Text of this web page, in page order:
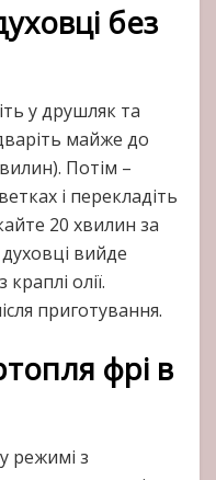
без
у друшляк та
майже до
Потім –
і перекладіть
20 хвилин за
вийде
олії.
приготування.
фрі в
режимі з